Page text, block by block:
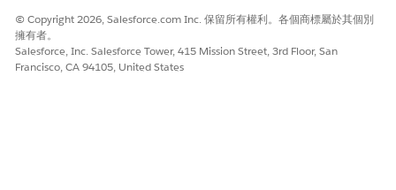
© Copyright 2026, Salesforce.com Inc. 保留所有權利。各個商標屬於其個別
擁有者。
Salesforce, Inc. Salesforce Tower, 415 Mission Street, 3rd Floor, San
Francisco, CA 94105, United States